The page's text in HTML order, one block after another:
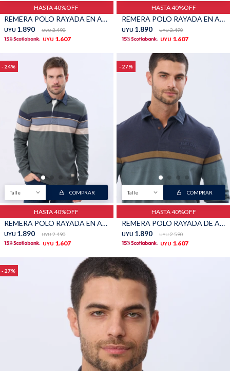
HASTA 40%OFF
REMERA POLO RAYADA EN ALGODÓN - Azul
UYU 1.890 UYU 2.490
UYU 1.607
HASTA 40%OFF
REMERA POLO RAYADA EN ALGODÓN - Bordo
UYU 1.890 UYU 2.490
UYU 1.607
24
Talle COMPRAR
HASTA 40%OFF
REMERA POLO RAYADA EN ALGODÓN - Verde
UYU 1.890 UYU 2.490
UYU 1.607
27
Talle COMPRAR
HASTA 40%OFF
REMERA POLO RAYADA DE ALGODON - Azul
UYU 1.890 UYU 2.590
UYU 1.607
27